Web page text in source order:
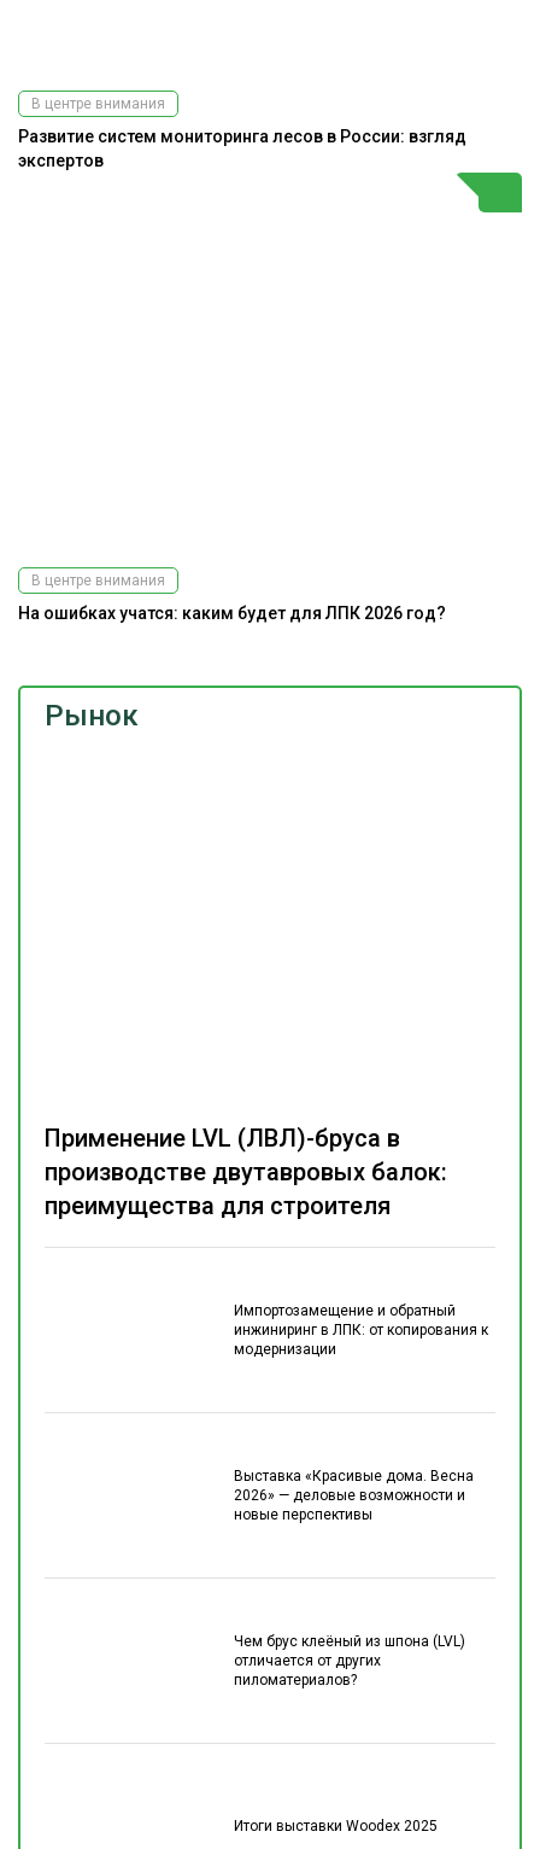
Рынок
Импортозамещение и обратный
инжиниринг в ЛПК: от копирования к
модернизации
Выставка «Красивые дома. Весна
2026» — деловые возможности и
новые перспективы
Чем брус клеёный из шпона (LVL)
отличается от других
пиломатериалов?
Итоги выставки Woodex 2025
Применение LVL (ЛВЛ)-бруса в
производстве двутавровых балок:
преимущества для строителя
В центре внимания
Развитие систем мониторинга лесов в России: взгляд
экспертов
В центре внимания
На ошибках учатся: каким будет для ЛПК 2026 год?